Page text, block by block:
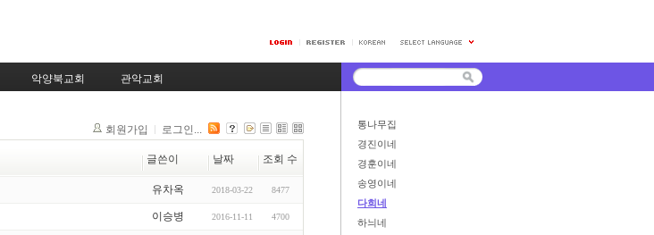
악양북교회 관악교회
회원가입 로그인...
글쓴이 날짜 조회 수
유차옥 2018-03-22 8477
이승병 2016-11-11 4700
통나무집
경진이네
경훈이네
송영이네
다희네
하늬네